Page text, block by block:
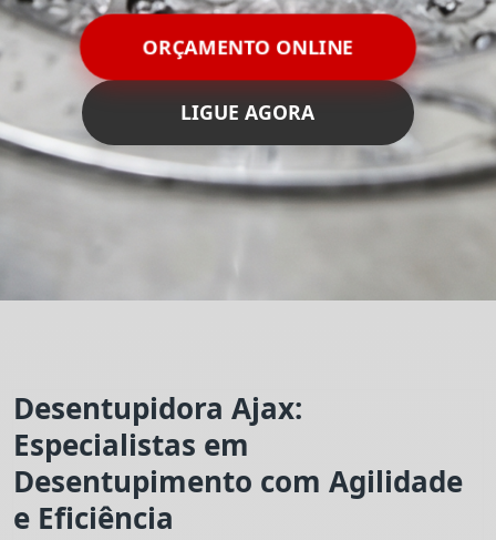
ORÇAMENTO ONLINE
LIGUE AGORA
Desentupidora Ajax:
Especialistas em
Desentupimento com Agilidade
e Eficiência